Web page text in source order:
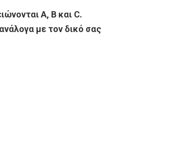
Α, Β και C.
με τον δικό σας